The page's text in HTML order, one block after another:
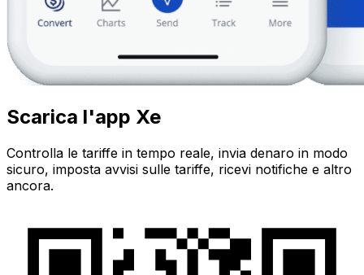
Scarica l'app Xe
Controlla le tariffe in tempo reale, invia denaro in modo
sicuro, imposta avvisi sulle tariffe, ricevi notifiche e altro
ancora.